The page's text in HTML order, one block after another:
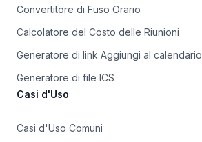
Convertitore di Fuso Orario
Calcolatore del Costo delle Riunioni
Generatore di link Aggiungi al calendario
Generatore di file ICS
Casi d'Uso
Casi d'Uso Comuni